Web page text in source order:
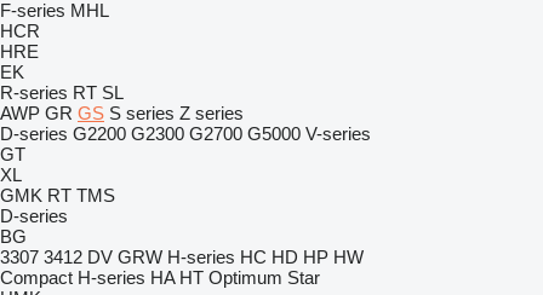
F-series MHL
HCR
HRE
EK
R-series RT SL
AWP GR GS S series Z series
D-series G2200 G2300 G2700 G5000 V-series
GT
XL
GMK RT TMS
D-series
BG
3307 3412 DV GRW H-series HC HD HP HW
Compact H-series HA HT Optimum Star